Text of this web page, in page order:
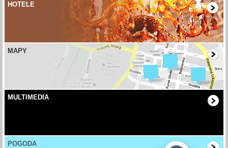
HOTELE
MAPY
MULTIMEDIA
POGODA